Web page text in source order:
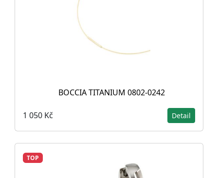
BOCCIA TITANIUM 0802-0242
1 050 Kč Detail
TOP